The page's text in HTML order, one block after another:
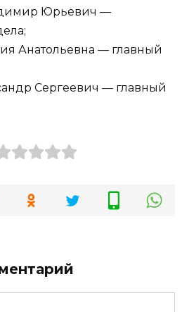
Юрьевич —
Анатольевна — главный
Сергеевич — главный